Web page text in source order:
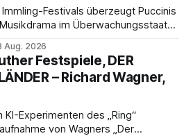
Festivals überzeugt Puccinis
im Überwachungsstaat
getragen von starken Solisten,
und einer klangvollen
Aug. 2026
Festspiele, DER
– Richard Wagner,
Experimenten des „Ring“
von Wagners „Der